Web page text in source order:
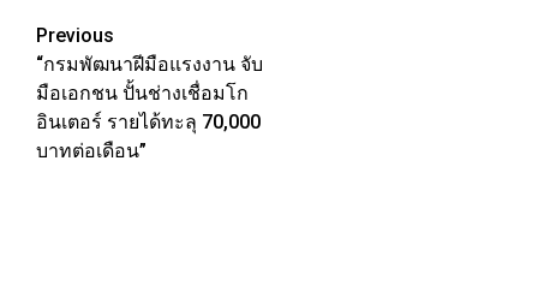
Post
navigation
Previous
“กรมพัฒนาฝีมือแรงงาน จับ
มือเอกชน ปั้นช่างเชื่อมโก
อินเตอร์ รายได้ทะลุ 70,000
บาทต่อเดือน”